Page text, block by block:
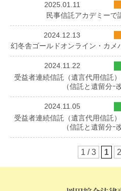
2025.01.11
民事信託アカデミーで
2024.12.13
幻冬舎ゴールドオンライン・カメ
2024.11.22
受益者連続信託（遺言代用信託
（信託と遺留分ｰ
2024.11.05
受益者連続信託（遺言代用信託
（信託と遺留分ｰ
1 / 3 1 2